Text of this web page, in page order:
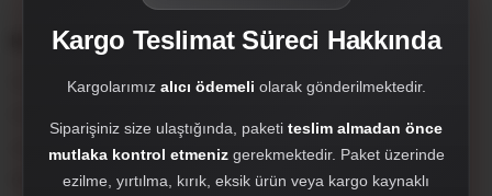
Kurumsal
Çırak Dizayn; oto aksesuar, body kit, far setleri, hayalet ekran, PPF,
crakdizayn@gmail.com
Hakkımızda
Kargo Teslimat Süreci Hakkında
Kargolarımız alıcı ödemeli olarak gönderilmektedir.
Siparişiniz size ulaştığında, paketi teslim almadan önce
mutlaka kontrol etmenizgerekmektedir. Paket üzerinde
ezilme, yırtılma, kırık, eksik ürün veya kargo kaynaklı